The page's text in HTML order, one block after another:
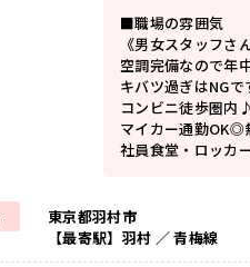
■職場の雰囲気
《男女スタッフさ
空調完備なので年
キバツ過ぎはNG
コンビニ徒歩圏内♪
マイカー通勤OK◎
社員食堂・ロッカ
東京都羽村市
【最寄駅】羽村 ／ 青梅線